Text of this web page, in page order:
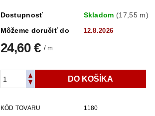
Dostupnosť Skladom (17,55 m)
Môžeme doručiť do
12.8.2026
24,60 € / m
KÓD TOVARU
1180